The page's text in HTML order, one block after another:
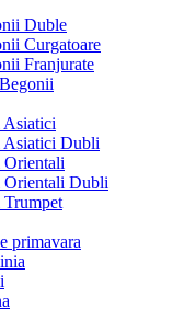
Duble
Curgatoare
Franjurate
Asiatici Dubli
Dubli
primavara